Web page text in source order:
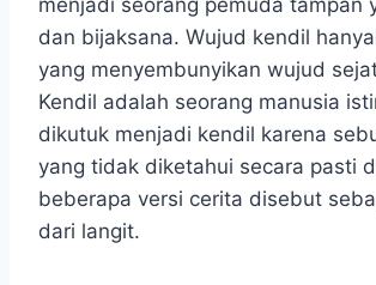
menjadi seorang pemuda tampan
dan bijaksana. Wujud kendil
yang menyembunyikan wujud
Kendil adalah seorang manusia
dikutuk menjadi kendil karena
yang tidak diketahui secara pasti
beberapa versi cerita disebut
dari langit.